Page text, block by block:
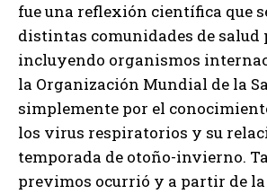
fue una reflexión científica que
distintas comunidades de salud
incluyendo organismos
la Organización Mundial de la
simplemente por el
los virus respiratorios y su
temporada de otoño-invierno.
previmos ocurrió y a partir de